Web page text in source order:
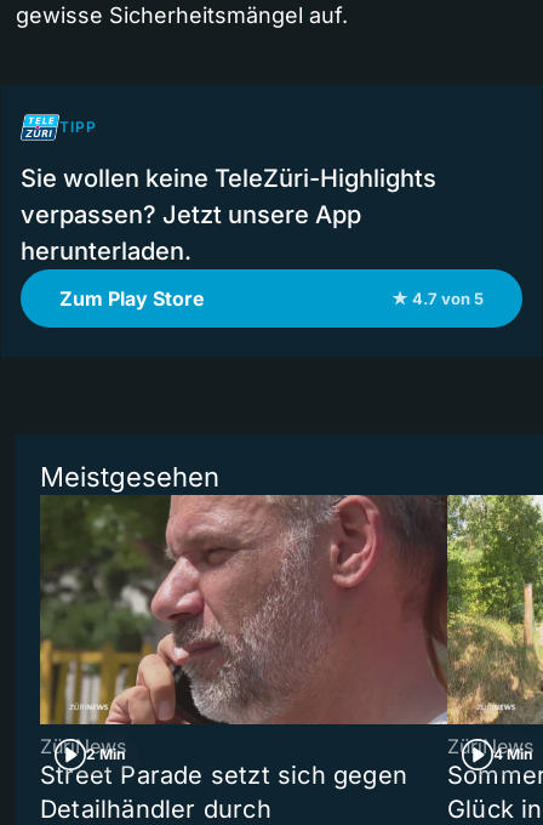
gewisse Sicherheitsmängel auf.
TIPP
Sie wollen keine TeleZüri-Highlights
verpassen? Jetzt unsere App
herunterladen.
Zum Play Store ★ 4.7 von 5
Meistgesehen
2 Min
ZüriNews
Street Parade setzt sich gegen
Detailhändler durch
4 Min
ZüriNews
Glück